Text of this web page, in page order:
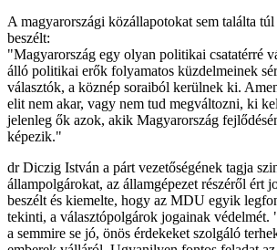
A magyarországi közállapotokat sem találta
beszélt:
"Magyarország egy olyan politikai csatatérré
álló politikai erők folyamatos küzdelmeinek
választók, a köznép soraiból kerülnek ki.
elit nem akar, vagy nem tud megváltozni, ki
jelenleg ők azok, akik Magyarország
képezik."
dr Diczig István a párt vezetőségének tagja
állampolgárokat, az államgépezet részéről ért
beszélt és kiemelte, hogy az MDU egyik
tekinti, a választópolgárok jogainak védelmét.
a semmire se jó, önös érdekeket szolgáló